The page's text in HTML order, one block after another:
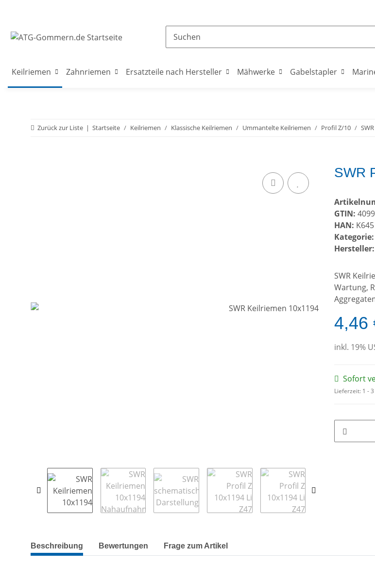
Keilriemen Zahnriemen Ersatzteile nach Hersteller Mähwerke Gabelstapler
Zurück zur Liste Startseite Keilriemen Klassische Keilriemen Ummantelte Keilriemen Profil Z/10 SWR
SWR
GTIN:
HAN: K645
Kategorie:
Hersteller:
SWR
Wartung,
4,46
inkl. 19%
Sofort
Lieferzeit: 1 -
weitere Registerkarten anzeigen
Beschreibung Bewertungen Frage zum Artikel